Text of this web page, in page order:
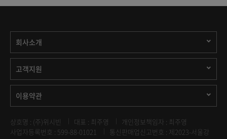
회사소개
고객지원
이용약관
상호명 : (주)위시빈 대표 : 최주영
개인정보책임자 : 최주영
사업자등록번호 : 599-88-01021
통신판매업신고번호 : 제2023-서울강